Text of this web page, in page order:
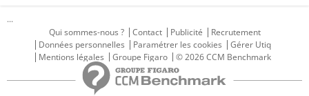
...
Qui sommes-nous ?
Contact Publicité
Recrutement
Données personnelles
Paramétrer les cookies
Gérer Utiq
Mentions légales
Groupe Figaro © 2026 CCM Benchmark